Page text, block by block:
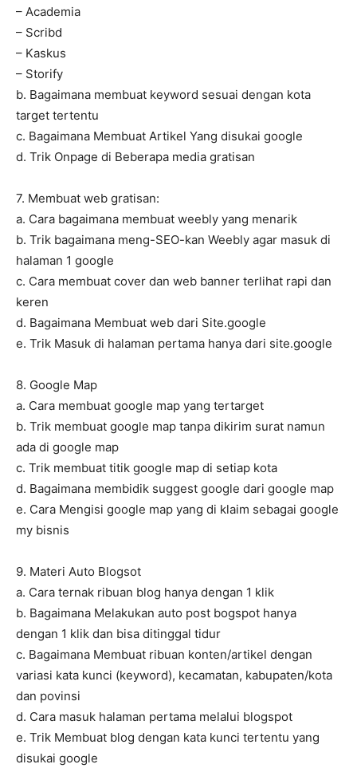
– Academia
– Scribd
– Kaskus
– Storify
b. Bagaimana membuat keyword sesuai dengan kota
target tertentu
c. Bagaimana Membuat Artikel Yang disukai google
d. Trik Onpage di Beberapa media gratisan
7. Membuat web gratisan:
a. Cara bagaimana membuat weebly yang menarik
b. Trik bagaimana meng-SEO-kan Weebly agar masuk di
halaman 1 google
c. Cara membuat cover dan web banner terlihat rapi dan
keren
d. Bagaimana Membuat web dari Site.google
e. Trik Masuk di halaman pertama hanya dari site.google
8. Google Map
a. Cara membuat google map yang tertarget
b. Trik membuat google map tanpa dikirim surat namun
ada di google map
c. Trik membuat titik google map di setiap kota
d. Bagaimana membidik suggest google dari google map
e. Cara Mengisi google map yang di klaim sebagai google
my bisnis
9. Materi Auto Blogsot
a. Cara ternak ribuan blog hanya dengan 1 klik
b. Bagaimana Melakukan auto post bogspot hanya
dengan 1 klik dan bisa ditinggal tidur
c. Bagaimana Membuat ribuan konten/artikel dengan
variasi kata kunci (keyword), kecamatan, kabupaten/kota
dan povinsi
d. Cara masuk halaman pertama melalui blogspot
e. Trik Membuat blog dengan kata kunci tertentu yang
disukai google